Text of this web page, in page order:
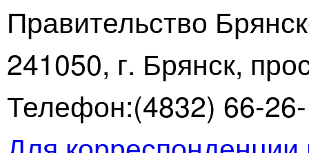
Правительство
241050, г. Брянск,
Телефон:(4832) 66-